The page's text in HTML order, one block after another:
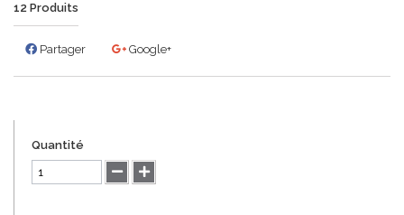
12 Produits
Partager Google+
Quantité